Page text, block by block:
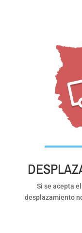
Si se acepta
desplazamiento